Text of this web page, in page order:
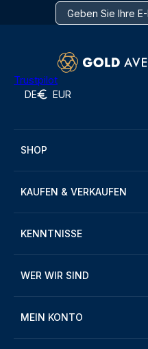
Trustpilot
DE EUR
SHOP
KAUFEN & VERKAUFEN
KENNTNISSE
WER WIR SIND
MEIN KONTO